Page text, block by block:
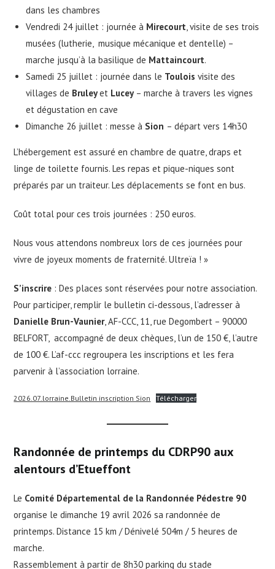
dans les chambres
Vendredi 24 juillet : journée à Mirecourt , visite de ses trois
musées (lutherie, musique mécanique et dentelle) –
marche jusqu’à la basilique de Mattaincourt.
Samedi 25 juillet : journée dans le Touloisvisite des
villages de Bruleyet Lucey – marche à travers les vignes
et dégustation en cave
Dimanche 26 juillet : messe à Sion – départ vers 14h30
L’hébergement est assuré en chambre de quatre, draps et
linge de toilette fournis. Les repas et pique-niques sont
préparés par un traiteur. Les déplacements se font en bus.
Coût total pour ces trois journées : 250 euros.
Nous vous attendons nombreux lors de ces journées pour
vivre de joyeux moments de fraternité. Ultreïa ! »
S’inscrire : Des places sont réservées pour notre association.
Pour participer, remplir le bulletin ci-dessous, l’adresser à
Danielle Brun-Vaunier, AF-CCC, 11, rue Degombert – 90000
BELFORT, accompagné de deux chèques, l’un de 150 €, l’autre
de 100 €. L’af-ccc regroupera les inscriptions et les fera
parvenir à l’association lorraine.
2026.07.lorraine.Bulletin inscription Sion Télécharger
Randonnée de printemps du CDRP90 aux
alentours d’Etueffont
Le Comité Départemental de la Randonnée Pédestre 90
organise le dimanche 19 avril 2026 sa randonnée de
printemps. Distance 15 km / Dénivelé 504m / 5 heures de
marche.
Rassemblement à partir de 8h30 parking du stade